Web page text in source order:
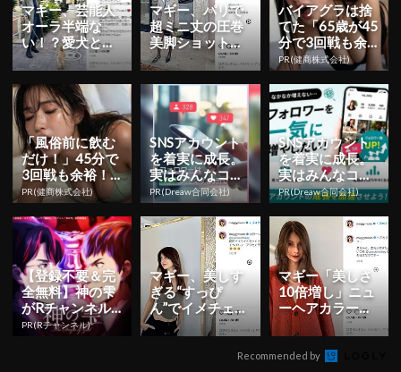
マギー、芸能人
オーラ半端な
い！？愛犬との
２ショット公開
マギー、パリで
超ミニ丈の圧巻
美脚ショット披
露！「セクシー
で素敵」
バイアグラは捨
てた「65歳が45
分で3回戦も余
裕」980円で朝
まで絶好調！
PR(健商株式会社)
「風俗前に飲む
だけ！」45分で
3回戦も余裕！9
80円で朝まで絶
好調
PR(健商株式会社)
SNSアカウント
を着実に成長。
実はみんなココ
使ってます。
PR(Dreaw合同会社)
SNSアカウント
を着実に成長。
実はみんなココ
使ってます。
PR(Dreaw合同会社)
【登録不要＆完
全無料】神の雫
がRチャンネル
で見放題
PR(Rチャンネル)
マギー、美しす
ぎる“すっぴ
ん”でイメチェン
した新ヘア公
開！
マギー「美しさ
10倍増し」ニュ
ーヘアカラーで
美髪ショット公
開！
Recommended by